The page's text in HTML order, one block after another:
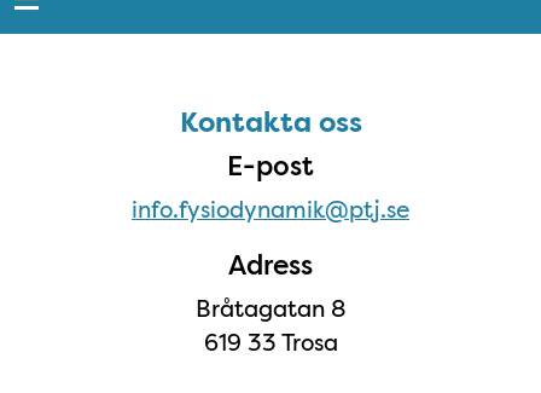
Kontakta ossKontakta oss
E-post
info.fysiodynamik@ptj.se
Adress
Bråtagatan 8
619 33 Trosa